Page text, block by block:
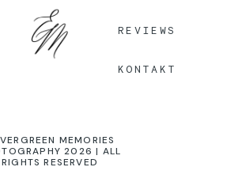
REVIEWS
KONTAKT
MEMORIES
2026 | ALL
RIGHTS RESERVED
KONTAKT